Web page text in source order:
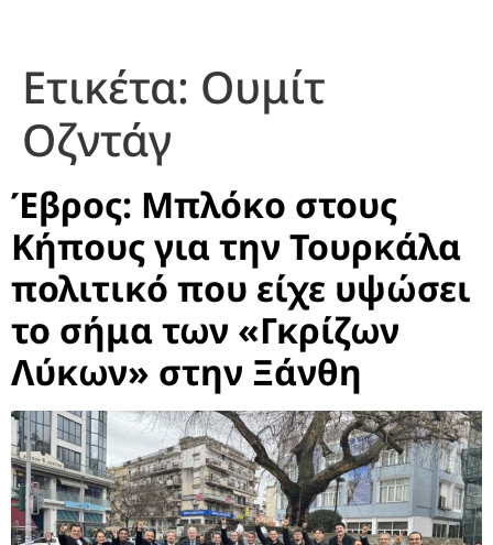
Ετικέτα: Ουμίτ
Οζντάγ
Έβρος: Μπλόκο στους
Κήπους για την Τουρκάλα
πολιτικό που είχε υψώσει
το σήμα των «Γκρίζων
Λύκων» στην Ξάνθη